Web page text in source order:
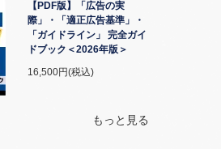
【PDF版】「広告の実
際」・「適正広告基準」・
「ガイドライン」 完全ガイ
ドブック＜2026年版＞
16,500円(税込)
もっと見る